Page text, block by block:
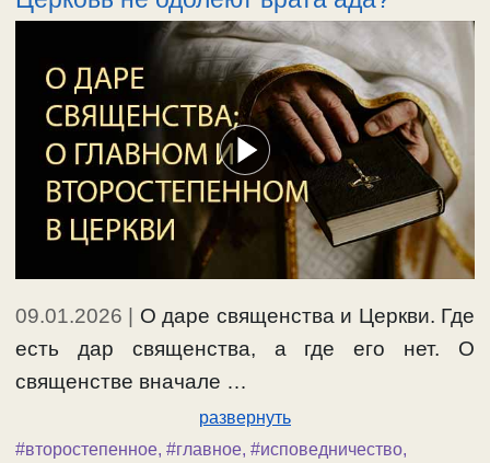
09.01.2026 | О даре священства и Церкви. Где
есть дар священства, а где его нет. О
священстве вначале …
развернуть
#второстепенное, #главное, #исповедничество,